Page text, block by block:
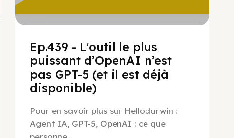
Ep.439 - L'outil le plus
puissant d’OpenAI n’est
pas GPT-5 (et il est déjà
disponible)
Pour en savoir plus sur Hellodarwin :
Agent IA, GPT-5, OpenAI : ce que